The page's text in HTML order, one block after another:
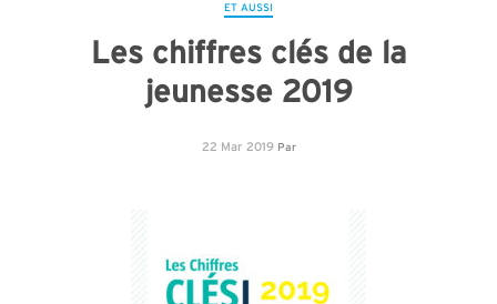
ET AUSSI
Les chiffres clés de la
jeunesse 2019
22 Mar 2019 Par